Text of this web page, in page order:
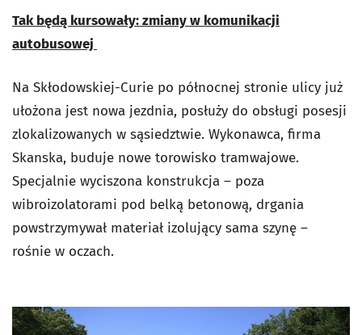
Tak będą kursowały: zmiany w komunikacji
autobusowej
Na Skłodowskiej-Curie po północnej stronie ulicy już
ułożona jest nowa jezdnia, posłuży do obsługi posesji
zlokalizowanych w sąsiedztwie. Wykonawca, firma
Skanska, buduje nowe torowisko tramwajowe.
Specjalnie wyciszona konstrukcja – poza
wibroizolatorami pod belką betonową, drgania
powstrzymywał materiał izolujący sama szynę –
rośnie w oczach.